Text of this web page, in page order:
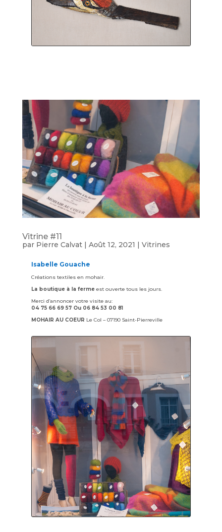
Vitrine #11
par Pierre Calvat| Août 12, 2021 | Vitrines
Isabelle Gouache
Créations textiles en mohair.
La boutique à la ferme est ouverte tous les jours.
Merci d’annoncer votre visite au:
04 75 66 69 57 Ou 06 84 53 00 81
MOHAIR AU COEUR Le Col – 07190 Saint-Pierreville